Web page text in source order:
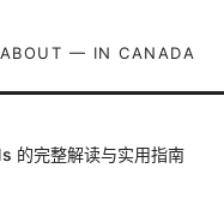
ABOUT — IN CANADA
的完整解读与实用指南